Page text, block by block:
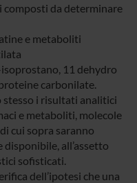
da determinare
e metaboliti
11 dehydro
carbonilate.
stesso i risultati analitici
e metaboliti, molecole
cui sopra saranno
all’assetto
sofisticati.
dell’ipotesi che una